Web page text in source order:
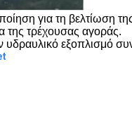
για τη βελτίωση
της τρέχουσας αγοράς.
εξοπλισμό